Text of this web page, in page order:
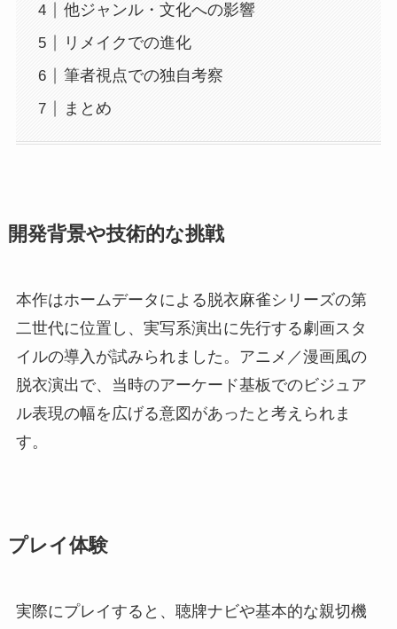
他ジャンル・文化への影響
リメイクでの進化
筆者視点での独自考察
まとめ
開発背景や技術的な挑戦
本作はホームデータによる脱衣麻雀シリーズの第
二世代に位置し、実写系演出に先行する劇画スタ
イルの導入が試みられました。アニメ／漫画風の
脱衣演出で、当時のアーケード基板でのビジュア
ル表現の幅を広げる意図があったと考えられま
す。
プレイ体験
実際にプレイすると、聴牌ナビや基本的な親切機